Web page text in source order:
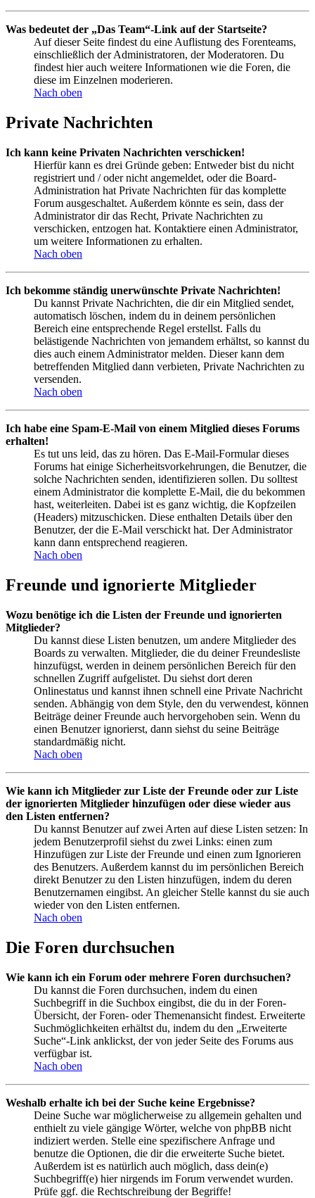
Was bedeutet der „Das Team“-Link auf der Startseite?
Auf dieser Seite findest du eine Auflistung des Forenteams,
einschließlich der Administratoren, der Moderatoren. Du
findest hier auch weitere Informationen wie die Foren, die
diese im Einzelnen moderieren.
Nach oben
Private Nachrichten
Ich kann keine Privaten Nachrichten verschicken!
Hierfür kann es drei Gründe geben: Entweder bist du nicht
registriert und / oder nicht angemeldet, oder die Board-
Administration hat Private Nachrichten für das komplette
Forum ausgeschaltet. Außerdem könnte es sein, dass der
Administrator dir das Recht, Private Nachrichten zu
verschicken, entzogen hat. Kontaktiere einen Administrator,
um weitere Informationen zu erhalten.
Nach oben
Ich bekomme ständig unerwünschte Private Nachrichten!
Du kannst Private Nachrichten, die dir ein Mitglied sendet,
automatisch löschen, indem du in deinem persönlichen
Bereich eine entsprechende Regel erstellst. Falls du
belästigende Nachrichten von jemandem erhältst, so kannst du
dies auch einem Administrator melden. Dieser kann dem
betreffenden Mitglied dann verbieten, Private Nachrichten zu
versenden.
Nach oben
Ich habe eine Spam-E-Mail von einem Mitglied dieses Forums
erhalten!
Es tut uns leid, das zu hören. Das E-Mail-Formular dieses
Forums hat einige Sicherheitsvorkehrungen, die Benutzer, die
solche Nachrichten senden, identifizieren sollen. Du solltest
einem Administrator die komplette E-Mail, die du bekommen
hast, weiterleiten. Dabei ist es ganz wichtig, die Kopfzeilen
(Headers) mitzuschicken. Diese enthalten Details über den
Benutzer, der die E-Mail verschickt hat. Der Administrator
kann dann entsprechend reagieren.
Nach oben
Freunde und ignorierte Mitglieder
Wozu benötige ich die Listen der Freunde und ignorierten
Mitglieder?
Du kannst diese Listen benutzen, um andere Mitglieder des
Boards zu verwalten. Mitglieder, die du deiner Freundesliste
hinzufügst, werden in deinem persönlichen Bereich für den
schnellen Zugriff aufgelistet. Du siehst dort deren
Onlinestatus und kannst ihnen schnell eine Private Nachricht
senden. Abhängig von dem Style, den du verwendest, können
Beiträge deiner Freunde auch hervorgehoben sein. Wenn du
einen Benutzer ignorierst, dann siehst du seine Beiträge
standardmäßig nicht.
Nach oben
Wie kann ich Mitglieder zur Liste der Freunde oder zur Liste
der ignorierten Mitglieder hinzufügen oder diese wieder aus
den Listen entfernen?
Du kannst Benutzer auf zwei Arten auf diese Listen setzen: In
jedem Benutzerprofil siehst du zwei Links: einen zum
Hinzufügen zur Liste der Freunde und einen zum Ignorieren
des Benutzers. Außerdem kannst du im persönlichen Bereich
direkt Benutzer zu den Listen hinzufügen, indem du deren
Benutzernamen eingibst. An gleicher Stelle kannst du sie auch
wieder von den Listen entfernen.
Nach oben
Die Foren durchsuchen
Wie kann ich ein Forum oder mehrere Foren durchsuchen?
Du kannst die Foren durchsuchen, indem du einen
Suchbegriff in die Suchbox eingibst, die du in der Foren-
Übersicht, der Foren- oder Themenansicht findest. Erweiterte
Suchmöglichkeiten erhältst du, indem du den „Erweiterte
Suche“-Link anklickst, der von jeder Seite des Forums aus
verfügbar ist.
Nach oben
Weshalb erhalte ich bei der Suche keine Ergebnisse?
Deine Suche war möglicherweise zu allgemein gehalten und
enthielt zu viele gängige Wörter, welche von phpBB nicht
indiziert werden. Stelle eine spezifischere Anfrage und
benutze die Optionen, die dir die erweiterte Suche bietet.
Außerdem ist es natürlich auch möglich, dass dein(e)
Suchbegriff(e) hier nirgends im Forum verwendet wurden.
Prüfe ggf. die Rechtschreibung der Begriffe!